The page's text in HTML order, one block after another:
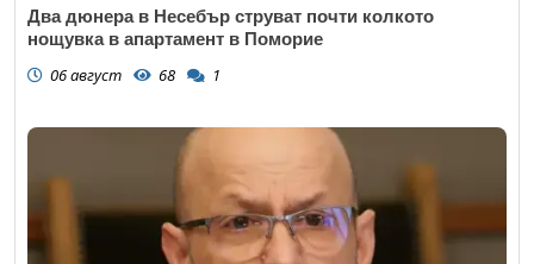
Два дюнера в Несебър струват почти колкото
нощувка в апартамент в Поморие
06 август 68 1